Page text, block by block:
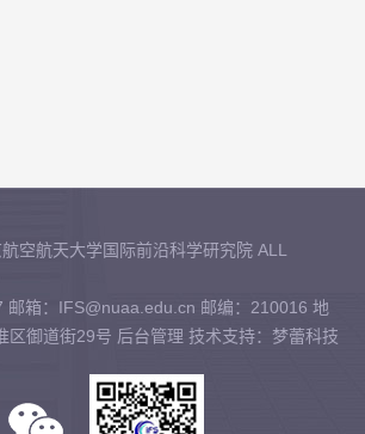
空航天大学国际前沿科学研究院 ALL
邮箱：IFS@nuaa.edu.cn 邮编：210016 地
区御道街29号 后台管理 技术支持：梦蕾科技